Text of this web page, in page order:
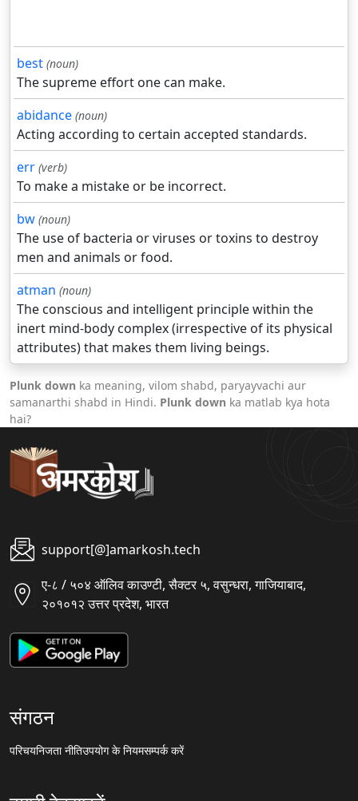
best (noun)
The supreme effort one can make.
abidance (noun)
Acting according to certain accepted standards.
err (verb)
To make a mistake or be incorrect.
bw (noun)
The use of bacteria or viruses or toxins to destroy
men and animals or food.
atman (noun)
The conscious and intelligent principle within the
inert mind-body complex (irrespective of its physical
attributes) that makes them living beings.
Plunk down ka meaning, vilom shabd, paryayvachi aur
samanarthi shabd in Hindi. Plunk down ka matlab kya hota
hai?
support[@]amarkosh.tech
ए-८ / ५०४ ऑलिव काउण्टी, सैक्टर ५, वसुन्धरा, गाजियाबाद,
२०१०१२ उत्तर प्रदेश, भारत
संगठन
परिचयनिजता नीतिउपयोग के नियमसम्पर्क करें